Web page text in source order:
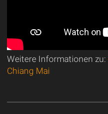
Weitere Informationen zu:
Chiang Mai